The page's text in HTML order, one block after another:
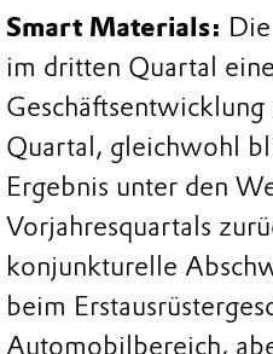
Smart Materials:
im dritten Quartal
Quartal, gleichwohl
Ergebnis unter den
Vorjahresquartals
konjunkturelle
beim
Automobilbereich,